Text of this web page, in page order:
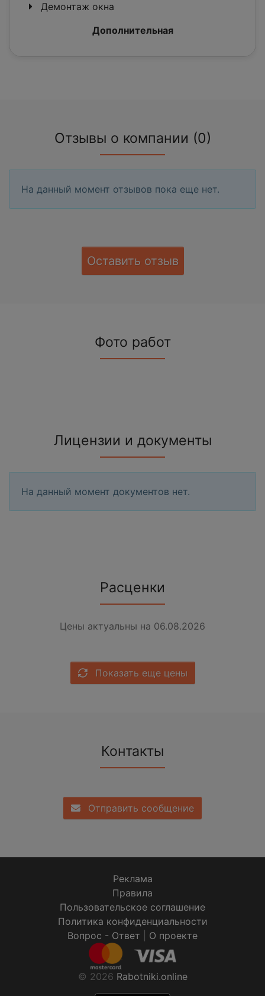
Демонтаж окна
Дополнительная
Отзывы о компании (0)
На данный момент отзывов пока еще нет.
Оставить отзыв
Фото работ
Лицензии и документы
На данный момент документов нет.
Расценки
Цены актуальны на 06.08.2026
Показать еще цены
Контакты
Отправить сообщение
Реклама
Правила
Пользовательское соглашение
Политика конфиденциальности
Вопрос - Ответ
О проекте
© 2026 Rabotniki.online